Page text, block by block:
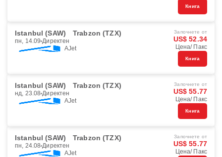
Книга
Istanbul (SAW) Trabzon (TZX)
пн, 14.09 Директен
AJet
Започнете от
US$ 52.34
Цена/ Пакс
Книга
Istanbul (SAW) Trabzon (TZX)
нд, 23.08 Директен
AJet
Започнете от
US$ 55.77
Цена/ Пакс
Книга
Istanbul (SAW) Trabzon (TZX)
пн, 24.08 Директен
AJet
Започнете от
US$ 55.77
Цена/ Пакс